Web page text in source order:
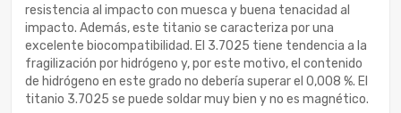
resistencia al impacto con muesca y buena tenacidad al
impacto. Además, este titanio se caracteriza por una
excelente biocompatibilidad. El 3.7025 tiene tendencia a la
fragilización por hidrógeno y, por este motivo, el contenido
de hidrógeno en este grado no debería superar el 0,008 %. El
titanio 3.7025 se puede soldar muy bien y no es magnético.